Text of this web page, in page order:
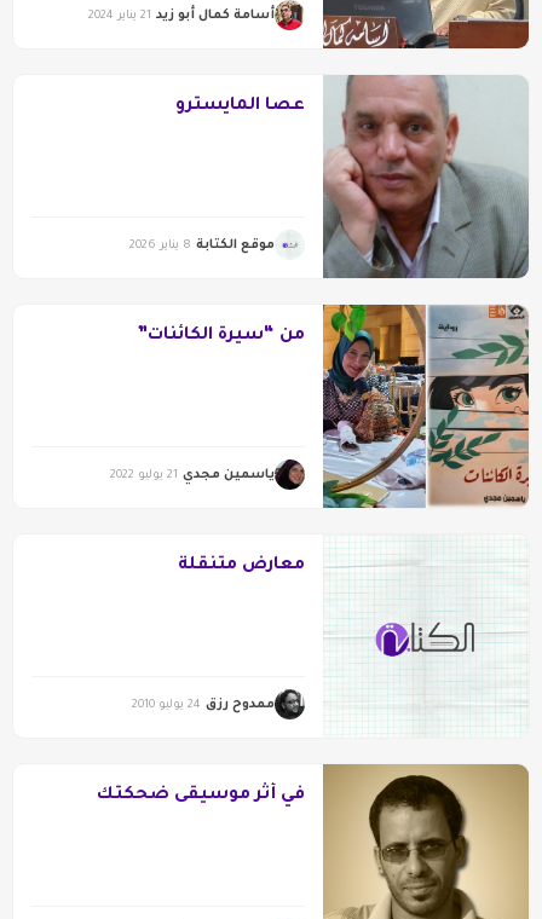
أسامة كمال أبو زيد 21 يناير 2024
عصا المايسترو
موقع الكتابة 8 يناير 2026
من “سيرة الكائنات”
ياسمين مجدي 21 يوليو 2022
معارض متنقلة
ممدوح رزق 24 يوليو 2010
في أثر موسيقى ضحكتك